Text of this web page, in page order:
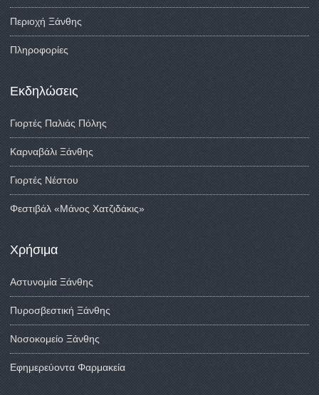
Περιοχή Ξάνθης
Πληροφορίες
Εκδηλώσεις
Γιορτές Παλιάς Πόλης
Καρναβάλι Ξάνθης
Γιορτές Νέστου
Φεστιβάλ «Μάνος Χατζιδάκις»
Χρήσιμα
Αστυνομία Ξάνθης
Πυροσβεστική Ξάνθης
Νοσοκομείο Ξάνθης
Εφημερεύοντα Φαρμακεία